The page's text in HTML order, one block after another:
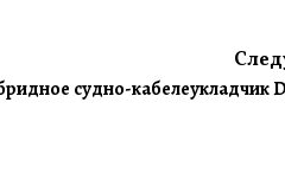
судно-кабелеукладчик